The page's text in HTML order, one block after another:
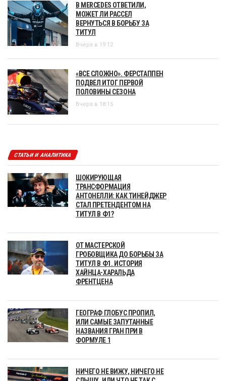
В MERCEDES ОТВЕТИЛИ,
МОЖЕТ ЛИ РАССЕЛ
ВЕРНУТЬСЯ В БОРЬБУ ЗА
ТИТУЛ
Вчера в 19:12
«ВСЕ СЛОЖНО». ФЕРСТАППЕН
ПОДВЕЛ ИТОГ ПЕРВОЙ
ПОЛОВИНЫ СЕЗОНА
Вчера в 18:15
СТАТЬИ И АНАЛИТИКА
ШОКИРУЮЩАЯ
ТРАНСФОРМАЦИЯ
АНТОНЕЛЛИ: КАК ТИНЕЙДЖЕР
СТАЛ ПРЕТЕНДЕНТОМ НА
ТИТУЛ В Ф1?
ОТ МАСТЕРСКОЙ
ГРОБОВЩИКА ДО БОРЬБЫ ЗА
ТИТУЛ В Ф1. ИСТОРИЯ
ХАЙНЦА-ХАРАЛЬДА
ФРЕНТЦЕНА
ГЕОГРАФ ГЛОБУС ПРОПИЛ,
ИЛИ САМЫЕ ЗАПУТАННЫЕ
НАЗВАНИЯ ГРАН ПРИ В
ФОРМУЛЕ 1
НИЧЕГО НЕ ВИЖУ, НИЧЕГО НЕ